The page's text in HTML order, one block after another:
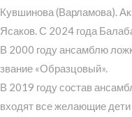
Кувшинова (Варламова).
Ясаков. С 2024 года
В 2000 году ансамблю
звание «Образцовый».
В 2019 году состав
входят все желающие